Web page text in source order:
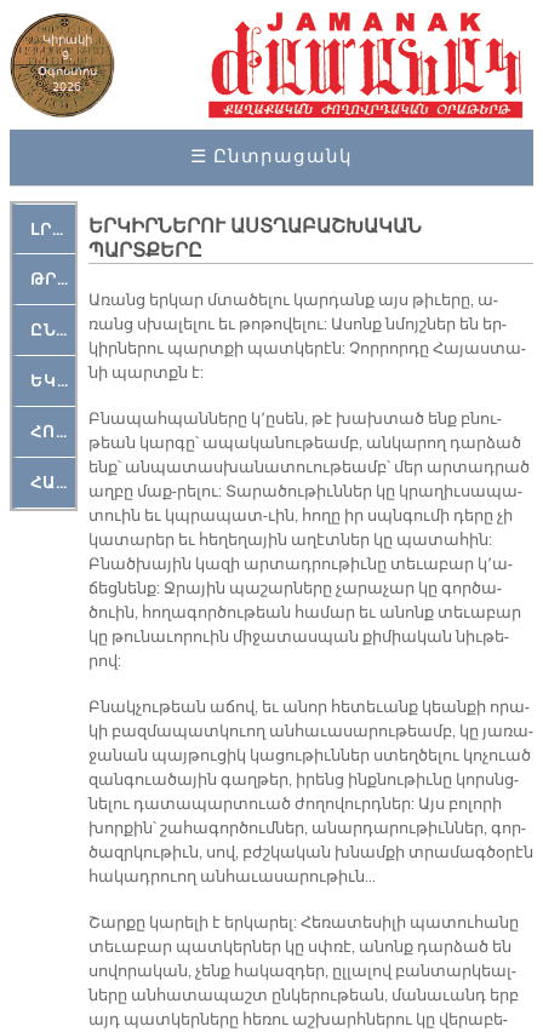
Կիրակի
9,
Օգոստոս
2026
☰ Ընտրացանկ
ԼՐԱՀՈՍ
ԹՐՔԱՀԱՅ ԿԵԱՆՔ
ԸՆԿԵՐԱՄՇԱԿՈՒԹԱՅԻՆ
ԵԿԵՂԵՑԱԿԱՆ
ՀՈԳԵՄՏԱՒՈՐ
ՀԱՐԹԱԿ
ԵՐԿԻՐՆԵՐՈՒ ԱՍՏՂԱԲԱՇԽԱԿԱՆ
ՊԱՐՏՔԵՐԸ
Ա­ռանց եր­կար մտա­ծե­լու կար­դանք այս թի­ւե­րը, ա­
ռանց սխա­լե­լու եւ թո­թո­վե­լու: Ա­սոնք նմոյշ­ներ են եր­
կիր­նե­րու պարտ­քի պատ­կե­րէն: Չոր­րոր­դը Հա­յաս­տա­
նի պարտքն է:
Բնա­պահ­պան­նե­րը կ՚ը­սեն, թէ խախ­տած ենք բնու­
թեան կար­գը՝ ա­պա­կա­նու­թեամբ, ան­կա­րող դար­ձած
ենք՝ ան­պա­տաս­խա­նա­տուու­թեամբ՝ մեր ար­տադ­րած
աղ­բը մաք-­րե­լու: Տա­րա­ծու­թիւն­ներ կը կրա­ղիւ­սա­պա­
տուին եւ կպրա­պա­տ-ւին, հո­ղը իր սպնգու­մի դե­րը չի
կա­տա­րեր եւ հե­ղե­ղա­յին ա­ղէտ­ներ կը պա­տա­հին:
Բնած­խա­յին կա­զի ար­տադ­րու­թիւ­նը տե­ւա­բար կ՚ա­
ճեց­նենք: Ջրա­յին պա­շար­նե­րը չա­րա­չար կը գոր­ծա­
ծուին, հո­ղա­գոր­ծու­թեան հա­մար եւ ա­նոնք տե­ւա­բար
կը թու­նա­ւո­րուին մի­ջա­տաս­պան քի­միա­կան նիւ­թե­
րով:
Բնակ­չու­թեան ա­ճով, եւ ա­նոր հե­տե­ւանք կեան­քի ո­րա­
կի բազ­մա­պատ­կուող ան­հա­ւա­սա­րու­թեամբ, կը յա­ռա­
ջա­նան պայ­թու­ցիկ կա­ցու­թիւն­ներ ստեղ­ծե­լու կո­չուած
զան­գուա­ծա­յին գաղ­թեր, ի­րենց ինք­նու­թիւ­նը կորսնց­
նե­լու դա­տա­պար­տուած ժո­ղո­վուրդ­ներ: Այս բո­լո­րի
խոր­քին՝ շա­հա­գոր­ծում­ներ, ա­նար­դա­րու­թիւն­ներ, գոր­
ծազր­կու­թիւն, սով, բժշկա­կան խնամ­քի տրա­մագ­ծօ­րէն
հա­կադ­րուող ան­հա­ւա­սա­րու­թիւն…
Շար­քը կա­րե­լի է եր­կա­րել: Հե­ռա­տե­սի­լի պա­տու­հա­նը
տե­ւա­բար պատ­կեր­ներ կը սփռէ, ա­նոնք դար­ձած են
սո­վո­րա­կան, չենք հա­կազ­դեր, ըլ­լա­լով բան­տար­կեալ­
նե­րը ան­հա­տա­պաշտ ըն­կե­րու­թեան, մա­նա­ւանդ երբ
այդ պատ­կեր­նե­րը հե­ռու աշ­խարհ­նե­րու կը վե­րա­բե­